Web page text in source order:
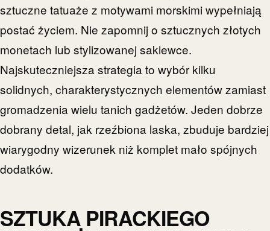
sztuczne tatuaże z motywami morskimi wypełniają
postać życiem. Nie zapomnij o sztucznych złotych
monetach lub stylizowanej sakiewce.
Najskuteczniejsza strategia to wybór kilku
solidnych, charakterystycznych elementów zamiast
gromadzenia wielu tanich gadżetów. Jeden dobrze
dobrany detal, jak rzeźbiona laska, zbuduje bardziej
wiarygodny wizerunek niż komplet mało spójnych
dodatków.
SZTUKA PIRACKIEGO